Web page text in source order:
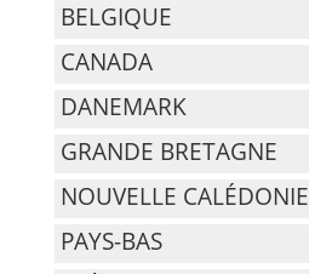
BELGIQUE
CANADA
DANEMARK
GRANDE BRETAGNE
NOUVELLE CALÉDONIE
PAYS-BAS